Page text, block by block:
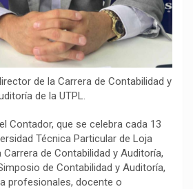
de la Carrera de Contabilidad y
de la UTPL.
Contador, que se celebra cada 13
Técnica Particular de Loja
Carrera de Contabilidad y Auditoría,
de Contabilidad y Auditoría,
profesionales, docente o